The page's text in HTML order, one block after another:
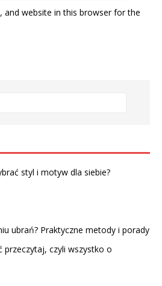
and website in this browser for the
styl i motyw dla siebie?
ubrań? Praktyczne metody i porady
przeczytaj, czyli wszystko o